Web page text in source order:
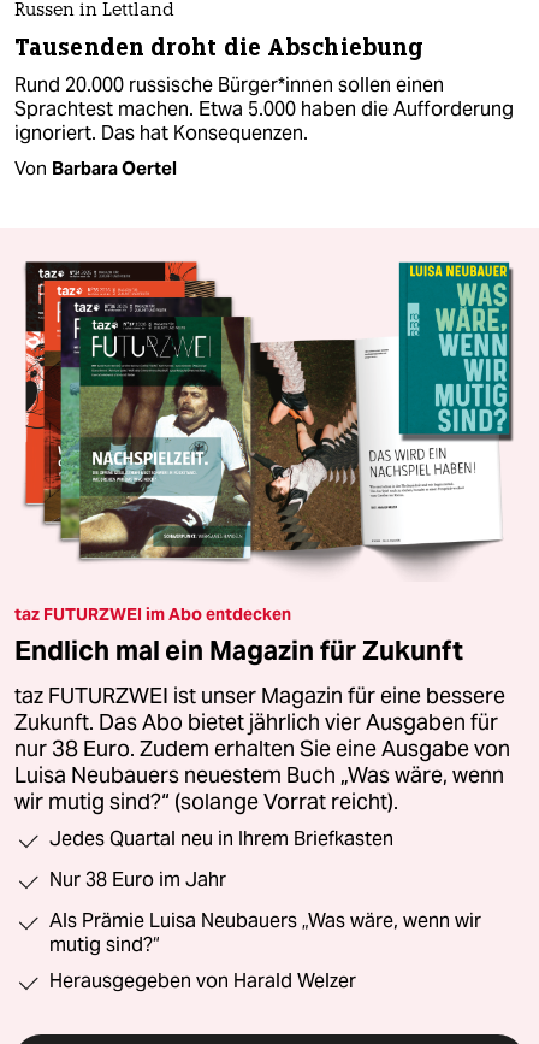
Russen in Lettland
Tausenden droht die Abschiebung
Rund 20.000 russische Bür­ge­r*in­nen sollen einen
Sprachtest machen. Etwa 5.000 haben die Aufforderung
ignoriert. Das hat Konsequenzen.
Von Barbara Oertel
taz FUTURZWEI im Abo entdecken
Endlich mal ein Magazin für Zukunft
taz FUTURZWEI ist unser Magazin für eine bessere
Zukunft. Das Abo bietet jährlich vier Ausgaben für
nur 38 Euro. Zudem erhalten Sie eine Ausgabe von
Luisa Neubauers neuestem Buch „Was wäre, wenn
wir mutig sind?“ (solange Vorrat reicht).
Jedes Quartal neu in Ihrem Briefkasten
Nur 38 Euro im Jahr
Als Prämie Luisa Neubauers „Was wäre, wenn wir
mutig sind?“
Herausgegeben von Harald Welzer